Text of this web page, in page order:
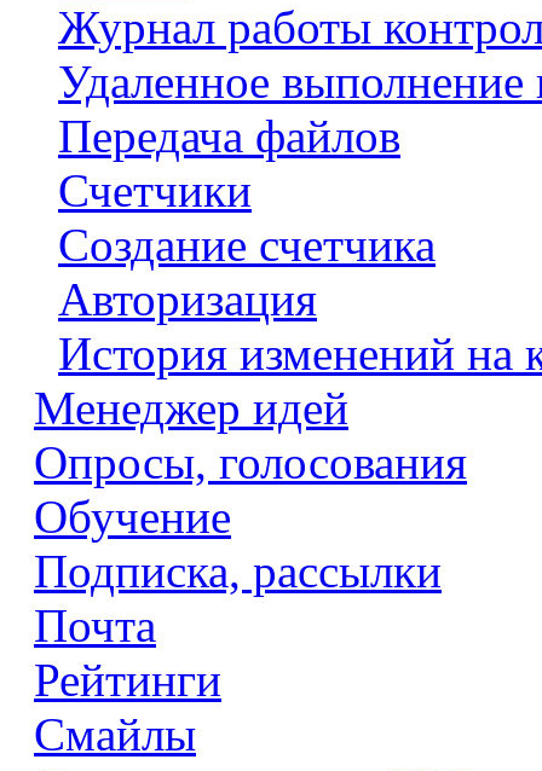
Журнал работы
Удаленное выполнение
Передача файлов
Счетчики
Создание счетчика
Авторизация
История изменений на
Менеджер идей
Опросы, голосования
Обучение
Подписка, рассылки
Почта
Рейтинги
Смайлы